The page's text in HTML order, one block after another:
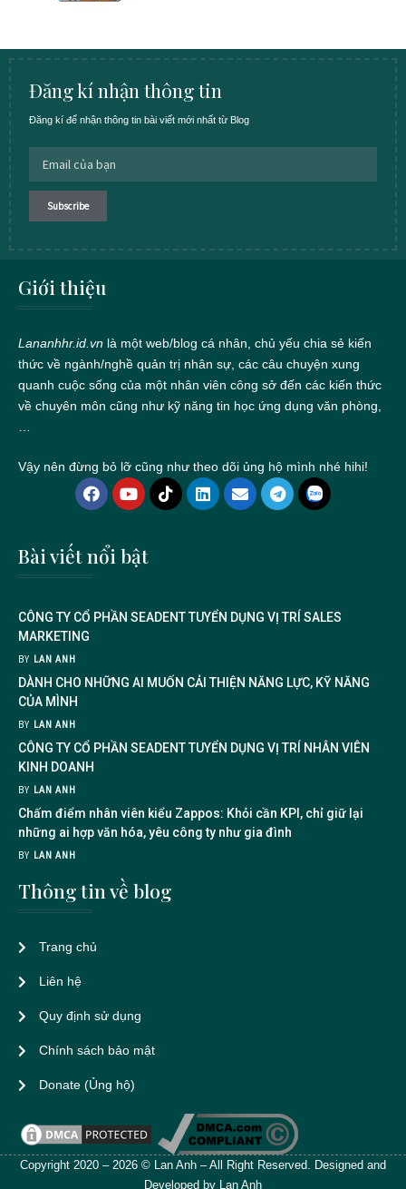
Đăng kí nhận thông tin
Đăng kí để nhận thông tin bài viết mới nhất từ Blog
Giới thiệu
Lananhhr.id.vn là một web/blog cá nhân, chủ yếu chia sẻ kiến
thức về ngành/nghề quản trị nhân sự, các câu chuyện xung
quanh cuộc sống của một nhân viên công sở đến các kiến thức
về chuyên môn cũng như kỹ năng tin học ứng dụng văn phòng,
Vậy nên đừng bỏ lỡ cũng như theo dõi ủng hộ mình nhé hihi!
Bài viết nổi bật
CÔNG TY CỔ PHẦN SEADENT TUYỂN DỤNG VỊ TRÍ SALES
MARKETING
BY LAN ANH
DÀNH CHO NHỮNG AI MUỐN CẢI THIỆN NĂNG LỰC, KỸ NĂNG
CỦA MÌNH
BY LAN ANH
CÔNG TY CỔ PHẦN SEADENT TUYỂN DỤNG VỊ TRÍ NHÂN VIÊN
KINH DOANH
BY LAN ANH
Chấm điểm nhân viên kiểu Zappos: Khỏi cần KPI, chỉ giữ lại
những ai hợp văn hóa, yêu công ty như gia đình
BY LAN ANH
Thông tin về blog
Trang chủ
Liên hệ
Quy định sử dụng
Chính sách bảo mật
Donate (Ủng hộ)
Copyright 2020 – 2026 © Lan Anh – All Right Reserved. Designed and
Developed by Lan Anh